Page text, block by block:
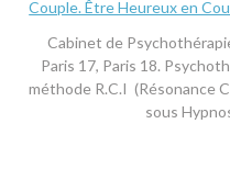
Cabinet de
Paris 17, Paris 18.
méthode R.C.I (Résonance
sous